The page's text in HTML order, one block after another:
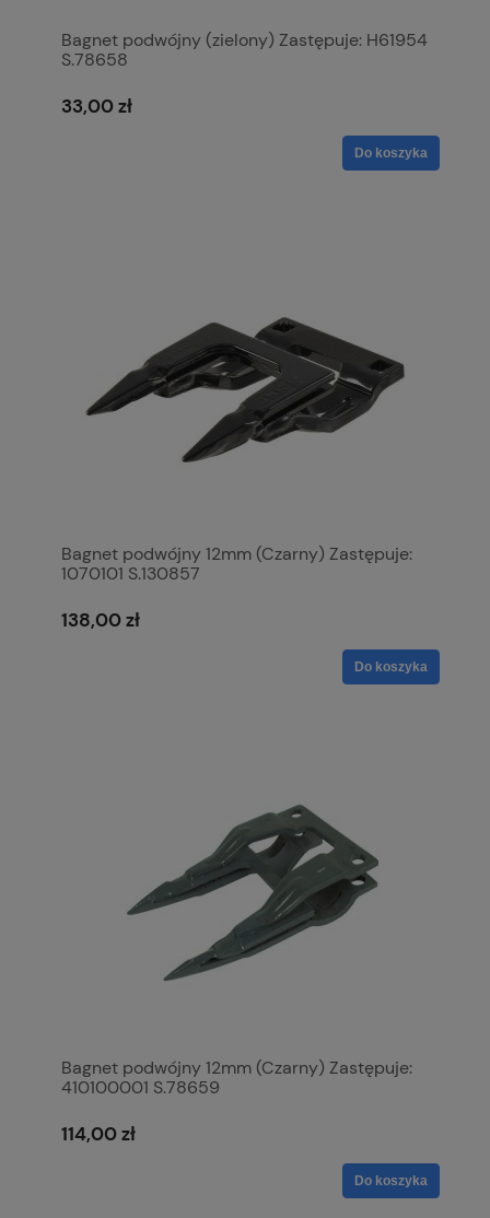
Bagnet podwójny (zielony) Zastępuje: H61954
S.78658
33,00 zł
Do koszyka
Bagnet podwójny 12mm (Czarny) Zastępuje:
1070101 S.130857
138,00 zł
Do koszyka
Bagnet podwójny 12mm (Czarny) Zastępuje:
410100001 S.78659
114,00 zł
Do koszyka